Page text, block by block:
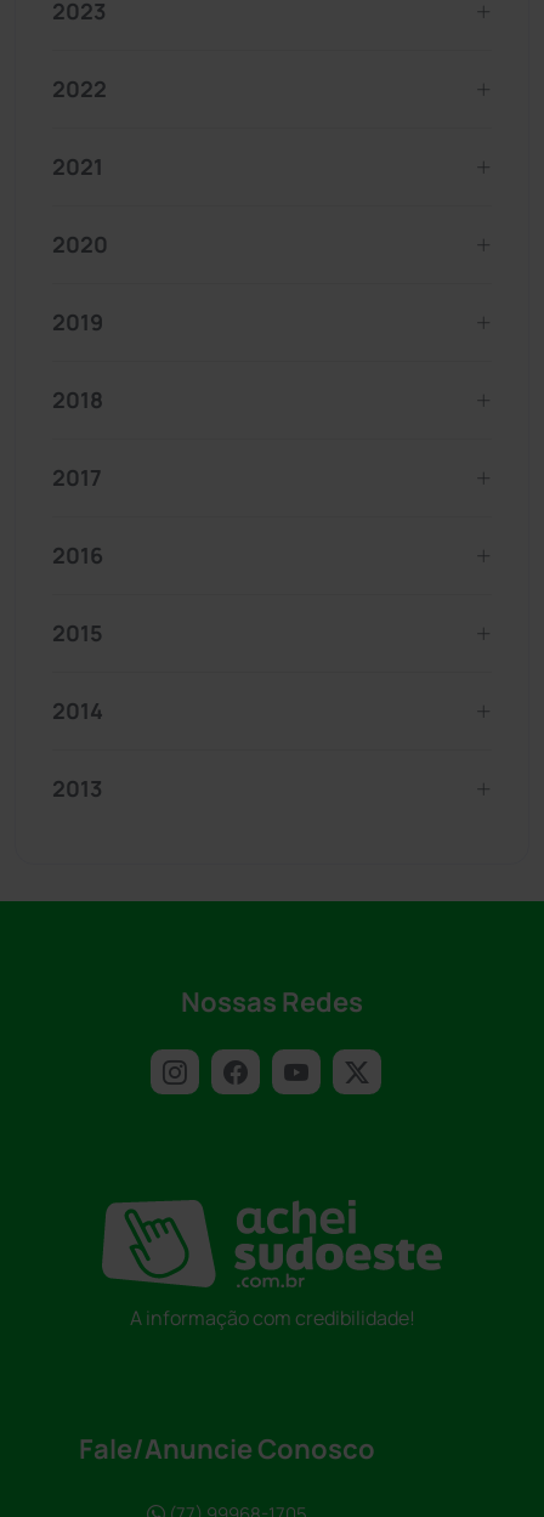
2023
2022
2021
2020
2019
2018
2017
2016
2015
2014
2013
Nossas Redes
A informação com credibilidade!
Fale/Anuncie Conosco